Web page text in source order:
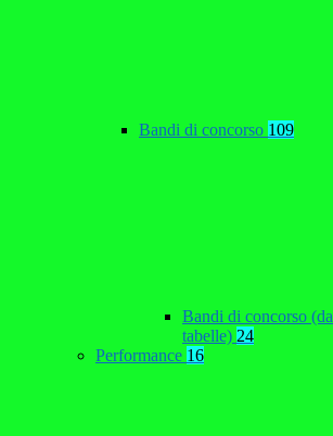
Bandi di concorso 109
Bandi di concorso
tabelle) 24
Performance 16